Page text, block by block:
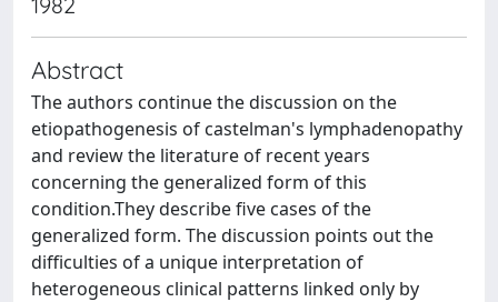
Abstract
The authors continue the discussion on the
etiopathogenesis of castelman's lymphadenopathy
and review the literature of recent years
concerning the generalized form of this
condition.They describe five cases of the
generalized form. The discussion points out the
difficulties of a unique interpretation of
heterogeneous clinical patterns linked only by